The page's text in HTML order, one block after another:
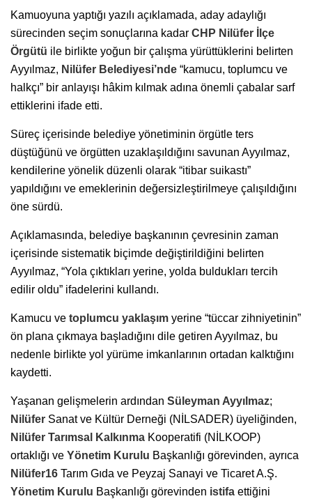
Kamuoyuna yaptığı yazılı açıklamada, aday adaylığı
sürecinden seçim sonuçlarına kadar CHP Nilüfer
İlçe
Örgütü ile birlikte yoğun bir çalışma yürüttüklerini belirten
Ayyılmaz, Nilüfer Belediyesi’nde “kamucu, toplumcu ve
halkçı” bir anlayışı hâkim kılmak adına önemli çabalar sarf
ettiklerini ifade etti.
Süreç içerisinde belediye yönetiminin örgütle ters
düştüğünü ve örgütten uzaklaşıldığını savunan Ayyılmaz,
kendilerine yönelik düzenli olarak “itibar suikastı”
yapıldığını ve emeklerinin değersizleştirilmeye çalışıldığını
öne sürdü.
Açıklamasında, belediye başkanının çevresinin zaman
içerisinde sistematik biçimde değiştirildiğini belirten
Ayyılmaz, “Yola çıktıkları yerine, yolda buldukları tercih
edilir oldu” ifadelerini kullandı.
Kamucu ve toplumcu yaklaşım yerine “tüccar zihniyetinin”
ön plana çıkmaya başladığını dile getiren Ayyılmaz, bu
nedenle birlikte yol yürüme imkanlarının ortadan kalktığını
kaydetti.
Yaşanan gelişmelerin ardından Süleyman Ayyılmaz;
Nilüfer Sanat ve Kültür Derneği (NİLSADER) üyeliğinden,
Nilüfer Tarımsal Kalkınma Kooperatifi (NİLKOOP)
ortaklığı ve Yönetim Kurulu Başkanlığı görevinden, ayrıca
Nilüfer16 Tarım Gıda ve Peyzaj Sanayi ve Ticaret A.Ş.
Yönetim Kurulu Başkanlığı görevinden istifa ettiğini